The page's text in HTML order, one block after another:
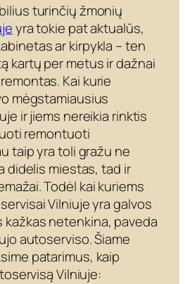
turinčių žmonių
yra tokie pat aktualūs,
ar kirpykla – ten
kartų per metus ir dažnai
Kai kurie
mėgstamiausius
ir jiems nereikia rinktis
remontuoti
taip yra toli gražu ne
didelis miestas, tad ir
Todėl kai kuriems
Vilniuje yra galvos
kažkas netenkina, paveda
autoserviso. Šiame
patarimus, kaip
Vilniuje: